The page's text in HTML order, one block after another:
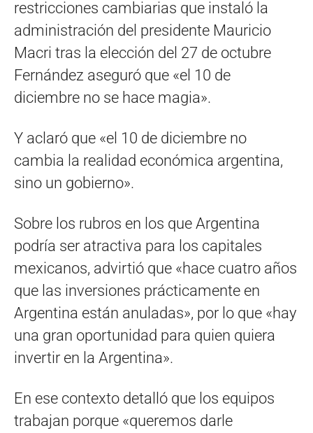
restricciones cambiarias que instaló la
administración del presidente Mauricio
Macri tras la elección del 27 de octubre
Fernández aseguró que «el 10 de
diciembre no se hace magia».
Y aclaró que «el 10 de diciembre no
cambia la realidad económica argentina,
sino un gobierno».
Sobre los rubros en los que Argentina
podría ser atractiva para los capitales
mexicanos, advirtió que «hace cuatro años
que las inversiones prácticamente en
Argentina están anuladas», por lo que «hay
una gran oportunidad para quien quiera
invertir en la Argentina».
En ese contexto detalló que los equipos
trabajan porque «queremos darle